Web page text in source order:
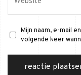
Mijn naam, e-mail
volgende keer